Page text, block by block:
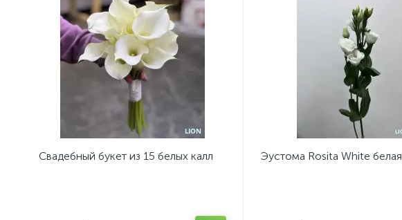
Свадебный букет из 15 белых калл Эустома Rosita White белая